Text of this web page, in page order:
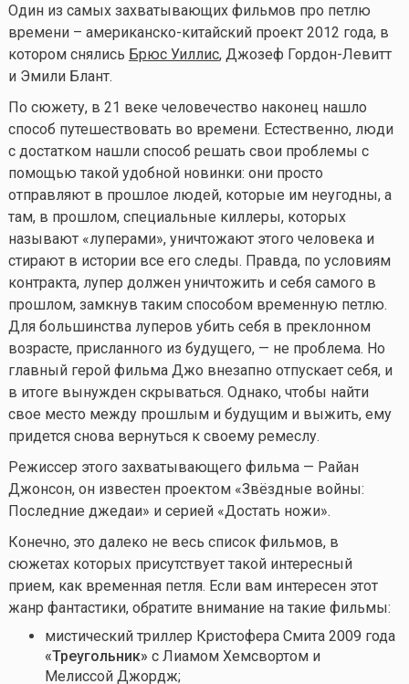
Один из самых захватывающих фильмов про петлю
времени – американско-китайский проект 2012 года, в
котором снялись Брюс Уиллис, Джозеф Гордон-Левитт
и Эмили Блант.
По сюжету, в 21 веке человечество наконец нашло
способ путешествовать во времени. Естественно, люди
с достатком нашли способ решать свои проблемы с
помощью такой удобной новинки: они просто
отправляют в прошлое людей, которые им неугодны, а
там, в прошлом, специальные киллеры, которых
называют «луперами», уничтожают этого человека и
стирают в истории все его следы. Правда, по условиям
контракта, лупер должен уничтожить и себя самого в
прошлом, замкнув таким способом временную петлю.
Для большинства луперов убить себя в преклонном
возрасте, присланного из будущего, — не проблема. Но
главный герой фильма Джо внезапно отпускает себя, и
в итоге вынужден скрываться. Однако, чтобы найти
свое место между прошлым и будущим и выжить, ему
придется снова вернуться к своему ремеслу.
Режиссер этого захватывающего фильма — Райан
Джонсон, он известен проектом «Звёздные войны:
Последние джедаи» и серией «Достать ножи».
Конечно, это далеко не весь список фильмов, в
сюжетах которых присутствует такой интересный
прием, как временная петля. Если вам интересен этот
жанр фантастики, обратите внимание на такие фильмы:
мистический триллер Кристофера Смита 2009 года
«Треугольник» с Лиамом Хемсвортом и
Мелиссой Джордж;